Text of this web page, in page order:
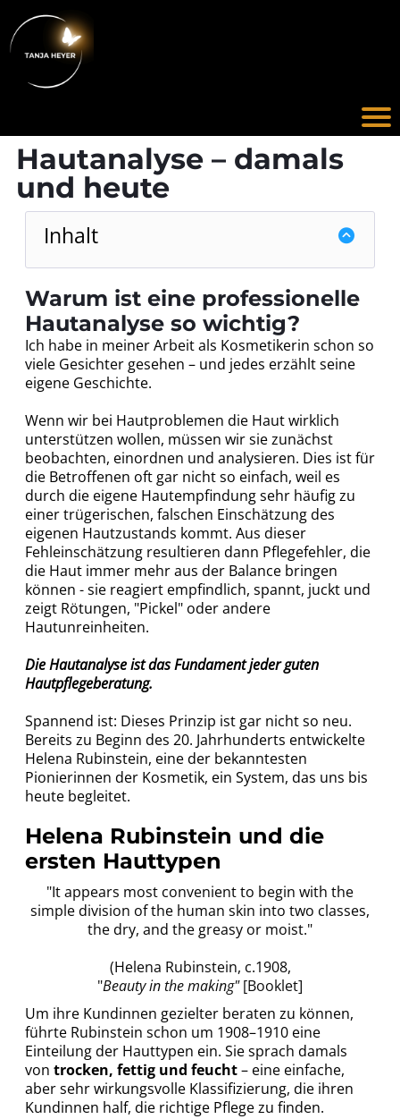
Hautanalyse – damals
und heute
Inhalt
Warum ist eine professionelle
Hautanalyse so wichtig?
Ich habe in meiner Arbeit als Kosmetikerin schon so
viele Gesichter gesehen – und jedes erzählt seine
eigene Geschichte.
Wenn wir bei Hautproblemen die Haut wirklich
unterstützen wollen, müssen wir sie zunächst
beobachten, einordnen und analysieren. Dies ist für
die Betroffenen oft gar nicht so einfach, weil es
durch die eigene Hautempfindung sehr häufig zu
einer trügerischen, falschen Einschätzung des
eigenen Hautzustands kommt. Aus dieser
Fehleinschätzung resultieren dann Pflegefehler, die
die Haut immer mehr aus der Balance bringen
können - sie reagiert empfindlich, spannt, juckt und
zeigt Rötungen, "Pickel" oder andere
Hautunreinheiten.
Die Hautanalyse ist das Fundament jeder guten
Hautpflegeberatung.
Spannend ist: Dieses Prinzip ist gar nicht so neu.
Bereits zu Beginn des 20. Jahrhunderts entwickelte
Helena Rubinstein, eine der bekanntesten
Pionierinnen der Kosmetik, ein System, das uns bis
heute begleitet.
Helena Rubinstein und die
ersten Hauttypen
"It appears most convenient to begin with the
simple division of the human skin into two classes,
the dry, and the greasy or moist."
(Helena Rubinstein, c.1908,
"Beauty in the making"[Booklet]
Um ihre Kundinnen gezielter beraten zu können,
führte Rubinstein schon um 1908–1910 eine
Einteilung der Hauttypen ein. Sie sprach damals
von trocken, fettig und feucht– eine einfache,
aber sehr wirkungsvolle Klassifizierung, die ihren
Kundinnen half, die richtige Pflege zu finden.
s